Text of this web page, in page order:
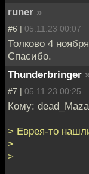
runer »
#6 | 05.11.23 00:07
Толково 4
Спасибо.
Thunderbringer
#7 | 05.11.23 00:25
Кому:
> Еврея-то
>
>